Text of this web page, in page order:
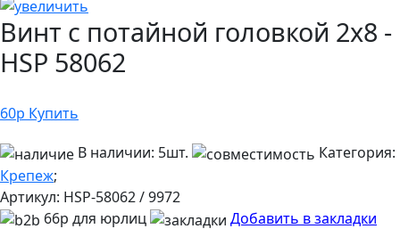
Винт с потайной головкой 2x8 -
HSP 58062
60р Купить
В наличии: 5шт.
Категория:
Крепеж;
Артикул: HSP-58062 / 9972
66р для юрлиц
Добавить в закладки